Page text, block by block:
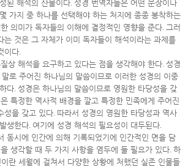
된 해석의 산물이다. 성경 번역자들은 어떤 문장이나
가지 중 하나를 선택해야 하는 처지에 종종 봉착하는
의미가 독자들의 이해에 결정적인 영향을 준다. 그러
는 것은 그 자체가 이미 독자들이 해석이라는 과제를
이다.
상 해석을 요구하고 있다는 점을 생각해야 한다. 성경
로 주어진 하나님의 말씀이므로 이러한 성경의 이중
다. 성경은 하나님의 말씀이므로 영원한 타당성을 갖
특정한 역사적 배경을 깔고 특정한 민족에게 주어진
성을 갖고 있다. 따라서 성경의 영원한 타당성과 역사
생한다. 여기에 성경 해석의 필요성이 대두된다.
동시에 인간에 의해 기록되었기에 인간적인 면을 담
생각할 때 두 가지 사항을 염두에 둘 필요가 있다. 하
이란 세월에 걸쳐서 다양한 상황에 처했던 실존 인물들